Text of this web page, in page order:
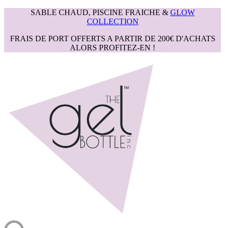
SABLE CHAUD, PISCINE FRAICHE & GLOW
COLLECTION
FRAIS DE PORT OFFERTS A PARTIR DE 200€ D'ACHATS
ALORS PROFITEZ-EN !